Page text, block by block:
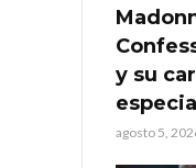
y su
agosto 5,